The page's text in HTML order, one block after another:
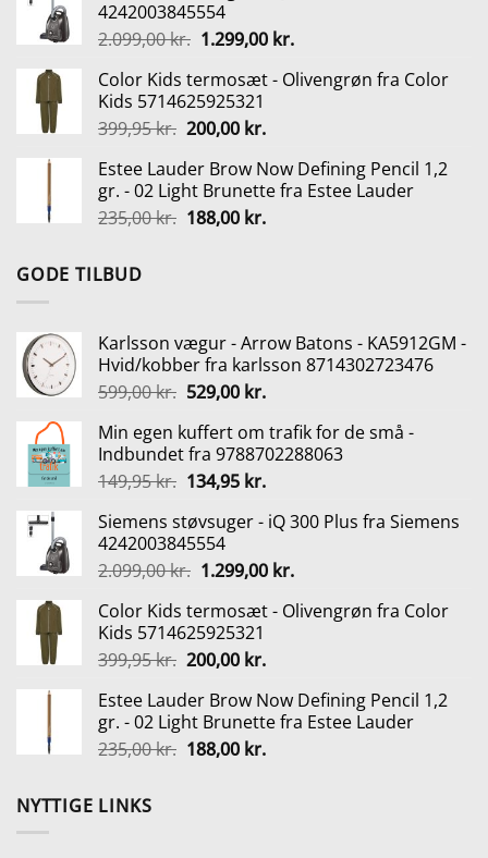
var:
149,95 kr..134,95 kr..
4242003845554
2.099,00kr. Den
pris
var:
2.099,00 kr..
1.299,00 kr.Den
pris
Color Kids termosæt - Olivengrøn fra Color
Kids 5714625925321
399,95kr. Den
pris
var:
399,95 kr..
200,00 kr.Den
pris
er:
200,00 kr..
Estee Lauder Brow Now Defining Pencil 1,2
gr. - 02 Light Brunette fra Estee Lauder
235,00kr. Den
188,00 kr.Den
GODE TILBUD
Karlsson vægur - Arrow Batons - KA5912GM -
Hvid/kobber fra karlsson 8714302723476
599,00kr. Den
pris
var:
599,00 kr..
529,00 kr.Den
pris
er:
529,00 kr..
Min egen kuffert om trafik for de små -
Indbundet fra 9788702288063
149,95kr. Den
pris
var:
149,95 kr..
134,95 kr.Den
pris
134,95 kr..
Siemens støvsuger - iQ 300 Plus fra Siemens
4242003845554
2.099,00kr. Den
pris
var:
2.099,00 kr..
1.299,00 kr.Den
pris
Color Kids termosæt - Olivengrøn fra Color
Kids 5714625925321
399,95kr. Den
pris
var:
399,95 kr..
200,00 kr.Den
pris
er:
200,00 kr..
Estee Lauder Brow Now Defining Pencil 1,2
gr. - 02 Light Brunette fra Estee Lauder
235,00kr. Den
188,00 kr.Den
NYTTIGE LINKS